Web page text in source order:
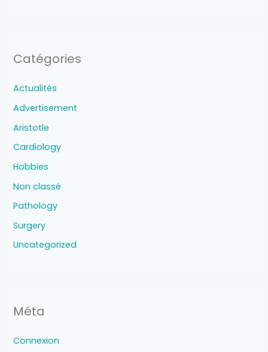
Catégories
Actualités
Advertisement
Aristotle
Cardiology
Hobbies
Non classé
Pathology
Surgery
Uncategorized
Méta
Connexion